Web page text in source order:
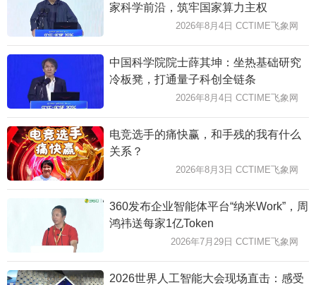
家科学前沿，筑牢国家算力主权
2026年8月4日 CCTIME飞象网
中国科学院院士薛其坤：坐热基础研究
冷板凳，打通量子科创全链条
2026年8月4日 CCTIME飞象网
电竞选手的痛快赢，和手残的我有什么
关系？
2026年8月3日 CCTIME飞象网
360发布企业智能体平台“纳米Work”，周
鸿祎送每家1亿Token
2026年7月29日 CCTIME飞象网
2026世界人工智能大会现场直击：感受